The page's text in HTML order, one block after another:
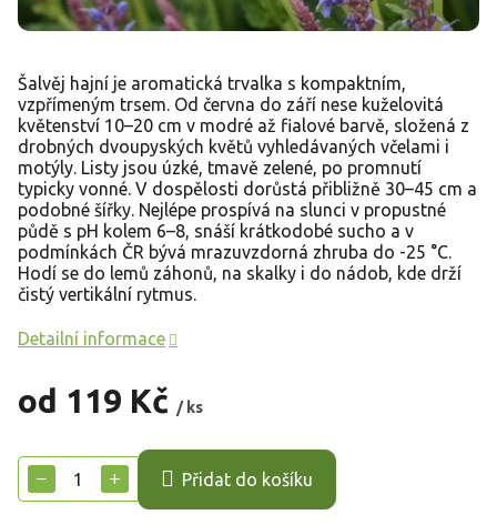
od 119 Kč / ks
cena:
+
− Přidat do košíku
Šalvěj hajní je aromatická trvalka s kompaktním,
vzpřímeným trsem. Od června do září nese kuželovitá
květenství 10–20 cm v modré až fialové barvě, složená z
drobných dvoupyských květů vyhledávaných včelami i
motýly. Listy jsou úzké, tmavě zelené, po promnutí
typicky vonné. V dospělosti dorůstá přibližně 30–45 cm a
podobné šířky. Nejlépe prospívá na slunci v propustné
půdě s pH kolem 6–8, snáší krátkodobé sucho a v
podmínkách ČR bývá mrazuvzdorná zhruba do -25 °C.
Hodí se do lemů záhonů, na skalky i do nádob, kde drží
čistý vertikální rytmus.
Detailní informace